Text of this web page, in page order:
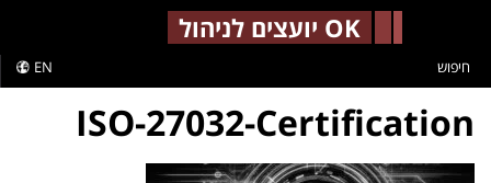
OK יועצים לניהול
EN חיפוש
ISO-27032-Certification